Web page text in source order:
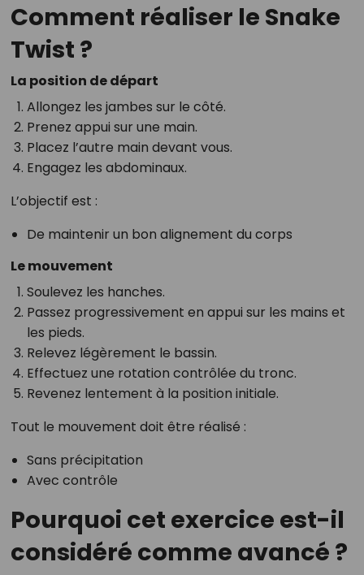
Comment réaliser le Snake
Twist ?
La position de départ
Allongez les jambes sur le côté.
Prenez appui sur une main.
Placez l’autre main devant vous.
Engagez les abdominaux.
L’objectif est :
De maintenir un bon alignement du corps
Le mouvement
Soulevez les hanches.
Passez progressivement en appui sur les mains et
les pieds.
Relevez légèrement le bassin.
Effectuez une rotation contrôlée du tronc.
Revenez lentement à la position initiale.
Tout le mouvement doit être réalisé :
Sans précipitation
Avec contrôle
Pourquoi cet exercice est-il
considéré comme avancé ?